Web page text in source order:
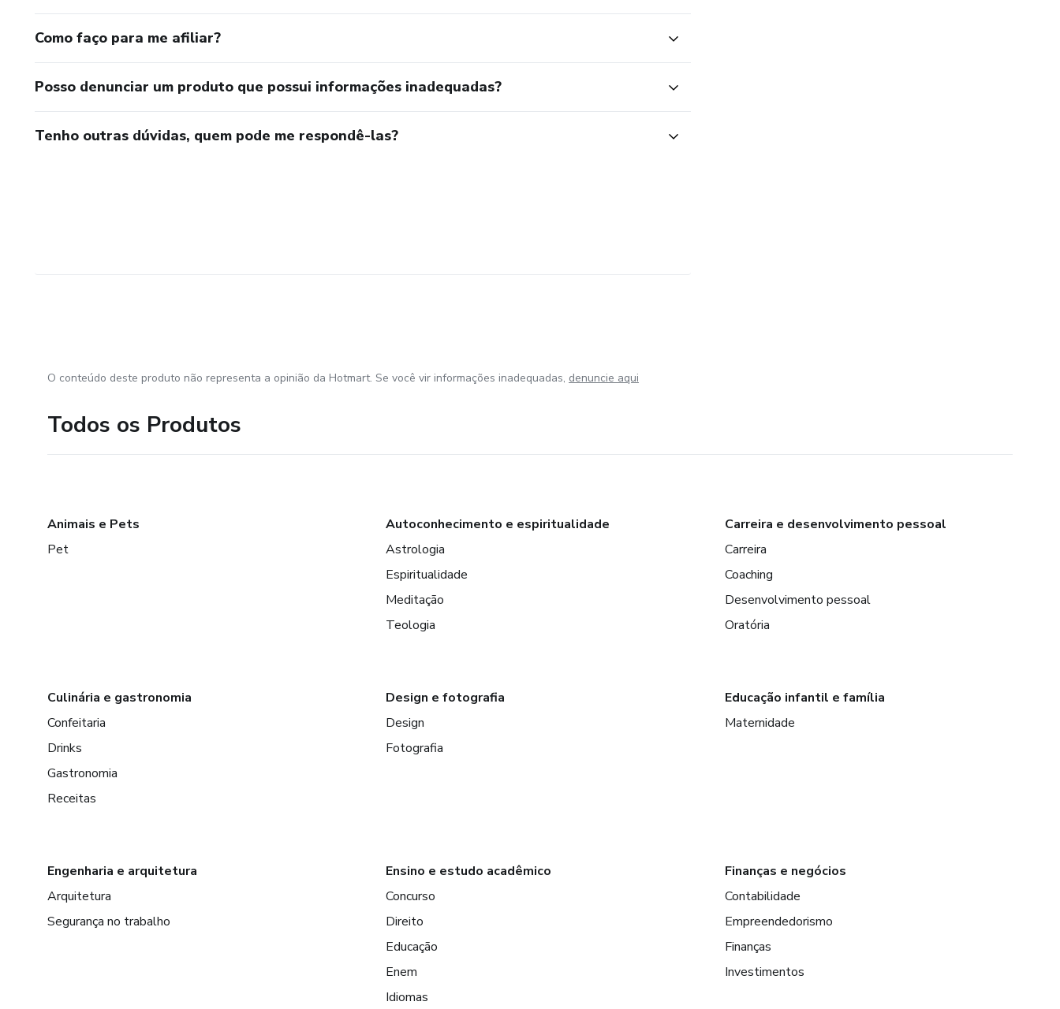
Como faço para me afiliar?
Posso denunciar um produto que possui informações inadequadas?
Tenho outras dúvidas, quem pode me respondê-las?
O conteúdo deste produto não representa a opinião da Hotmart. Se você vir informações inadequadas, denuncie aqui
Todos os Produtos
Animais e Pets
Pet
Autoconhecimento e espiritualidade
Astrologia
Espiritualidade
Meditação
Teologia
Carreira e desenvolvimento pessoal
Carreira
Coaching
Desenvolvimento pessoal
Oratória
Culinária e gastronomia
Confeitaria
Drinks
Gastronomia
Receitas
Design e fotografia
Design
Fotografia
Educação infantil e família
Maternidade
Engenharia e arquitetura
Arquitetura
Segurança no trabalho
Ensino e estudo acadêmico
Concurso
Direito
Educação
Enem
Idiomas
Finanças e negócios
Contabilidade
Empreendedorismo
Finanças
Investimentos